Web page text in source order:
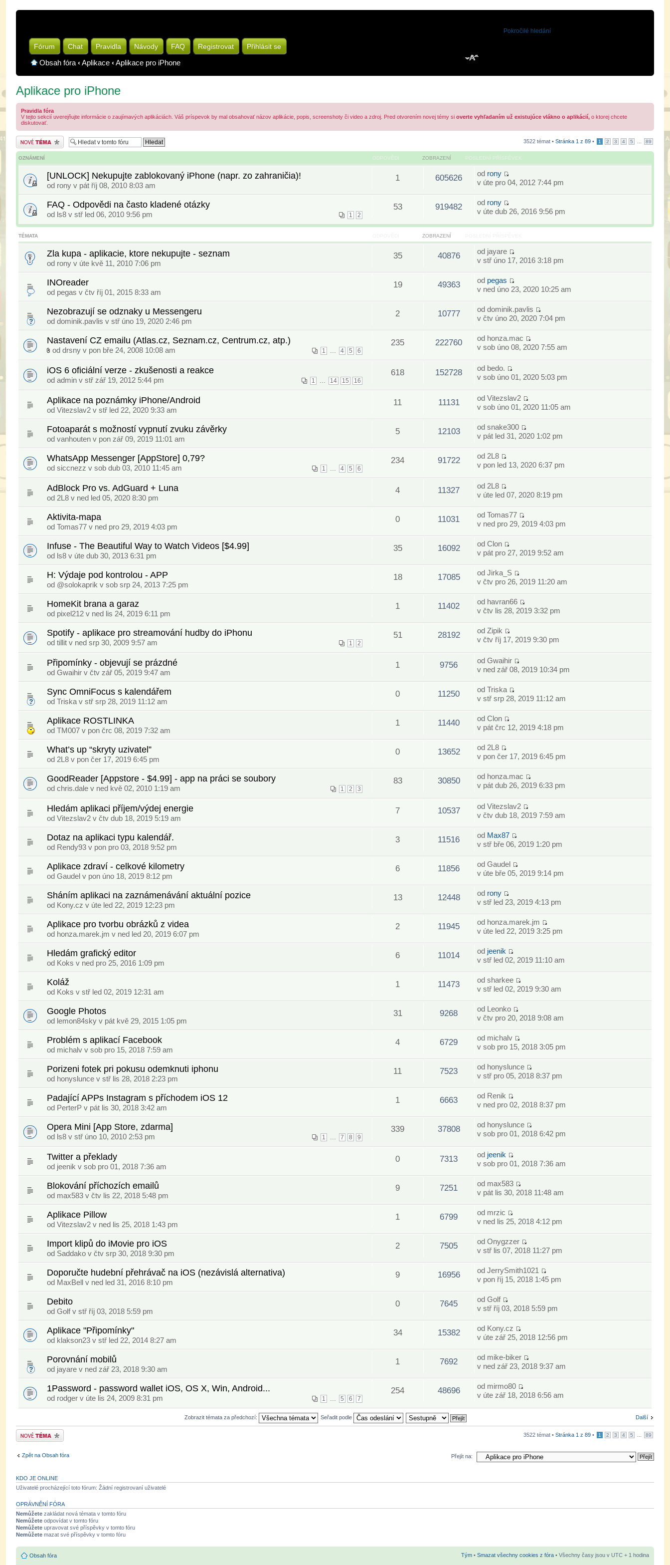
Fórum Chat Pravidla Návody FAQ Registrovat Přihlásit se
Obsah fóra ‹Aplikace ‹Aplikace pro iPhone
Pokročilé hledání
Aplikace pro iPhone
Pravidla fóra
V tejto sekcií uverejňujte informácie o zaujímavých aplikáciách. Váš príspevok by mal obsahovať názov aplikácie, popis, screenshoty či video a zdroj. Pred otvorením novej témy si overte vyhľadaním už existujúce vlákno o aplikácií, o ktorej chcete
diskutovať.
Odeslat nové téma 3522 témat • Stránka 1 z 89 • 1 2 3 4 5 89
OZNÁMENÍ ODPOVĚDI ZOBRAZENÍ POSLEDNÍ PŘÍSPĚVEK
[UNLOCK] Nekupujte zablokovaný iPhone (napr. zo zahraničia)!
od rony v pát říj 08, 2010 8:03 am
1 605626 od rony
v úte pro 04, 2012 7:44 pm
FAQ - Odpovědi na často kladené otázky
1 2
od ls8 v stř led 06, 2010 9:56 pm
53 919482 od rony
v úte dub 26, 2016 9:56 pm
TÉMATA ZOBRAZENÍ
Zla kupa - aplikacie, ktore nekupujte - seznam
od rony v úte kvě 11, 2010 7:06 pm
35 40876 od jayare
v stř úno 17, 2016 3:18 pm
INOreader
od pegas v čtv říj 01, 2015 8:33 am
19 49363 od pegas
v ned úno 23, 2020 10:25 am
Nezobrazují se odznaky u Messengeru
od dominik.pavlis v stř úno 19, 2020 2:46 pm
2 10777 oddominik.pavlis
v čtv úno 20, 2020 7:04 pm
Nastavení CZ emailu (Atlas.cz, Seznam.cz, Centrum.cz, atp.)
1 4 5 6
od drsny v pon bře 24, 2008 10:08 am
235 222760 od honza.mac
v sob úno 08, 2020 7:55 am
iOS 6 oficiální verze - zkušenosti a reakce
1 14 15 16
od admin v stř zář 19, 2012 5:44 pm
618 152728 od bedo.
v sob úno 01, 2020 5:03 pm
Aplikace na poznámky iPhone/Android
od Vitezslav2 v stř led 22, 2020 9:33 am
11 11131 odVitezslav2
v sob úno 01, 2020 11:05 am
Fotoaparát s možností vypnutí zvuku závěrky
od vanhouten v pon zář 09, 2019 11:01 am
5 12103 odsnake300
v pát led 31, 2020 1:02 pm
WhatsApp Messenger [AppStore] 0,79?
1 4 5 6
od siccnezz v sob dub 03, 2010 11:45 am
234 91722 od 2L8
v pon led 13, 2020 6:37 pm
AdBlock Pro vs. AdGuard + Luna
od 2L8 v ned led 05, 2020 8:30 pm
4 11327 od 2L8
v úte led 07, 2020 8:19 pm
Aktivita-mapa
od Tomas77 v ned pro 29, 2019 4:03 pm
0 11031 odTomas77
v ned pro 29, 2019 4:03 pm
Infuse - The Beautiful Way to Watch Videos [$4.99]
od ls8 v úte dub 30, 2013 6:31 pm
35 16092 odClon
v pát pro 27, 2019 9:52 am
H: Výdaje pod kontrolou - APP
od @solokaprik v sob srp 24, 2013 7:25 pm
18 17085 odJirka_S
v čtv pro 26, 2019 11:20 am
HomeKit brana a garaz
od pixel212 v ned lis 24, 2019 6:11 pm
1 11402 od havran66
v čtv lis 28, 2019 3:32 pm
Spotify - aplikace pro streamování hudby do iPhonu
1 2
od tillit v ned srp 30, 2009 9:57 am
51 28192 odZipik
v čtv říj 17, 2019 9:30 pm
Připomínky - objevují se prázdné
od Gwaihir v čtv zář 05, 2019 9:47 am
1 9756 odGwaihir
v ned zář 08, 2019 10:34 pm
Sync OmniFocus s kalendářem
od Triska v stř srp 28, 2019 11:12 am
0 11250 odTriska
v stř srp 28, 2019 11:12 am
Aplikace ROSTLINKA
od TM007 v pon črc 08, 2019 7:32 am
1 11440 odClon
v pát črc 12, 2019 4:18 pm
What’s up “skryty uzivatel”
od 2L8 v pon čer 17, 2019 6:45 pm
0 13652 od 2L8
v pon čer 17, 2019 6:45 pm
GoodReader [Appstore - $4.99] - app na práci se soubory
1 2 3
od chris.dale v ned kvě 02, 2010 1:19 am
83 30850 od honza.mac
v pát dub 26, 2019 6:33 pm
Hledám aplikaci příjem/výdej energie
od Vitezslav2 v čtv dub 18, 2019 5:19 am
7 10537 odVitezslav2
v čtv dub 18, 2019 7:59 am
Dotaz na aplikaci typu kalendář.
od Rendy93 v pon pro 03, 2018 9:52 pm
3 11516 od Max87
v stř bře 06, 2019 1:20 pm
Aplikace zdraví - celkové kilometry
od Gaudel v pon úno 18, 2019 8:12 pm
6 11856 odGaudel
v úte bře 05, 2019 9:14 pm
Sháním aplikaci na zaznámenávání aktuální pozice
od Kony.cz v úte led 22, 2019 12:23 pm
13 12448 od rony
v stř led 23, 2019 4:13 pm
Aplikace pro tvorbu obrázků z videa
od honza.marek.jm v ned led 20, 2019 6:07 pm
2 11945 od honza.marek.jm
v úte led 22, 2019 3:25 pm
Hledám grafický editor
od Koks v ned pro 25, 2016 1:09 pm
6 11014 od jeenik
v stř led 02, 2019 11:10 am
Koláž
od Koks v stř led 02, 2019 12:31 am
1 11473 odsharkee
v stř led 02, 2019 9:30 am
Google Photos
od lemon84sky v pát kvě 29, 2015 1:05 pm
31 9268 od Leonko
v čtv pro 20, 2018 9:08 am
Problém s aplikací Facebook
od michalv v sob pro 15, 2018 7:59 am
4 6729 od michalv
v sob pro 15, 2018 3:05 pm
Porizeni fotek pri pokusu odemknuti iphonu
od honyslunce v stř lis 28, 2018 2:23 pm
11 7523 od honyslunce
v stř pro 05, 2018 8:37 pm
Padající APPs Instagram s příchodem iOS 12
od PerterP v pát lis 30, 2018 3:42 am
1 6663 od Renik
v ned pro 02, 2018 8:37 pm
Opera Mini [App Store, zdarma]
1 7 8 9
od ls8 v stř úno 10, 2010 2:53 pm
339 37808 od honyslunce
v sob pro 01, 2018 6:42 pm
Twitter a překlady
od jeenik v sob pro 01, 2018 7:36 am
0 7313 od jeenik
v sob pro 01, 2018 7:36 am
Blokování příchozích emailů
od max583 v čtv lis 22, 2018 5:48 pm
9 7251 od max583
v pát lis 30, 2018 11:48 am
Aplikace Pillow
od Vitezslav2 v ned lis 25, 2018 1:43 pm
1 6799 od mrzic
v ned lis 25, 2018 4:12 pm
Import klipů do iMovie pro iOS
od Saddako v čtv srp 30, 2018 9:30 pm
2 7505 odOnygzzer
v stř lis 07, 2018 11:27 pm
Doporučte hudební přehrávač na iOS (nezávislá alternativa)
od MaxBell v ned led 31, 2016 8:10 pm
9 16956 odJerrySmith1021
v pon říj 15, 2018 1:45 pm
Debito
od Golfv stř říj 03, 2018 5:59 pm
0 7645 odGolf
v stř říj 03, 2018 5:59 pm
Aplikace "Připomínky"
od klakson23 v stř led 22, 2014 8:27 am
34 15382 od Kony.cz
v úte zář 25, 2018 12:56 pm
Porovnání mobilů
od jayare v ned zář 23, 2018 9:30 am
1 7692 od mike-biker
v ned zář 23, 2018 9:37 am
1Password - password wallet iOS, OS X, Win, Android...
1 5 6 7
od rodger v úte lis 24, 2009 8:31 pm
254 48696 od mirmo80
v úte zář 18, 2018 6:56 am
Další
Zobrazit témata za předchozí: Seřadit podle
Odeslat nové téma 3522 témat • Stránka 1 z 89 • 1 2 3 4 5 89
Zpět na Obsah fóra Přejít na:
KDO JE ONLINE
Uživatelé procházející toto fórum: Žádní registrovaní uživatelé
OPRÁVNĚNÍ FÓRA
Nemůžete zakládat nová témata v tomto fóru
Nemůžete odpovídat v tomto fóru
Nemůžete upravovat své příspěvky v tomto fóru
Nemůžete mazat své příspěvky v tomto fóru
Obsah fóra Tým • Smazat všechny cookies z fóra • Všechny časy jsou v UTC + 1 hodina